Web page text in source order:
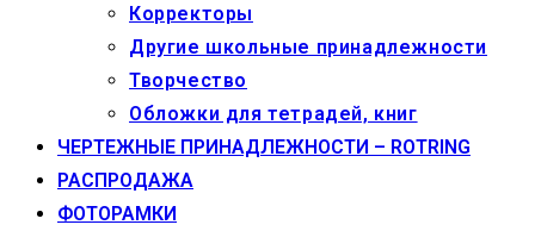
Корректоры
Другие школьные принадлежности
Творчество
Обложки для тетрадей, книг
ЧЕРТЕЖНЫЕ ПРИНАДЛЕЖНОСТИ – ROTRING
РАСПРОДАЖА
ФОТОРАМКИ